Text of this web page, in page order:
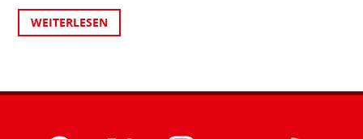
WEITERLESEN